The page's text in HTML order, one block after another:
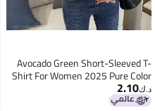
Avocado Green Short-Sleeved T-
Shirt For Women 2025 Pure Color
Korean Style Slim Matcha Green
Tight Top
د.ك‏2.10